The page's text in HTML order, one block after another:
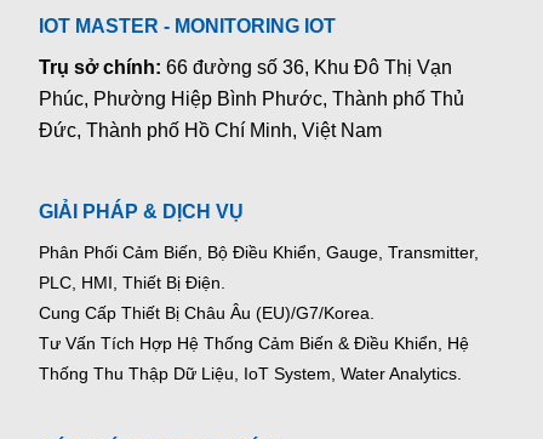
IOT MASTER - MONITORING IOT
Trụ sở chính:66 đường số 36, Khu Đô Thị Vạn
Phúc, Phường Hiệp Bình Phước, Thành phố Thủ
Đức, Thành phố Hồ Chí Minh, Việt Nam
GIẢI PHÁP & DỊCH VỤ
Phân Phối Cảm Biến, Bộ Điều Khiển, Gauge, Transmitter,
PLC, HMI, Thiết Bị Điện.
Cung Cấp Thiết Bị Châu Âu (EU)/G7/Korea.
Tư Vấn Tích Hợp Hệ Thống Cảm Biến & Điều Khiển, Hệ
Thống Thu Thập Dữ Liệu, IoT System, Water Analytics.